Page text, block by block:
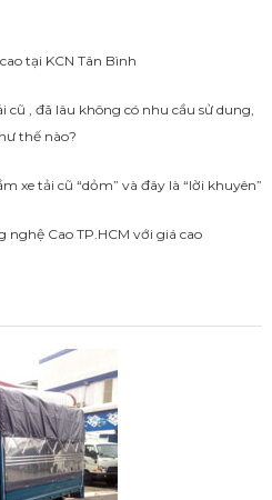
tại KCN Tân Bình
cũ , đã lâu không có nhu cầu sử dung,
thế nào?
xe tải cũ “dỏm” và đây là “lời khuyên”
nghệ Cao TP.HCM với giá cao